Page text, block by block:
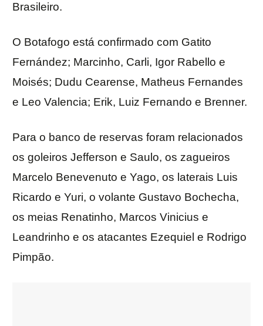
Brasileiro.
O Botafogo está confirmado com Gatito
Fernández; Marcinho, Carli, Igor Rabello e
Moisés; Dudu Cearense, Matheus Fernandes
e Leo Valencia; Erik, Luiz Fernando e Brenner.
Para o banco de reservas foram relacionados
os goleiros Jefferson e Saulo, os zagueiros
Marcelo Benevenuto e Yago, os laterais Luis
Ricardo e Yuri, o volante Gustavo Bochecha,
os meias Renatinho, Marcos Vinicius e
Leandrinho e os atacantes Ezequiel e Rodrigo
Pimpão.